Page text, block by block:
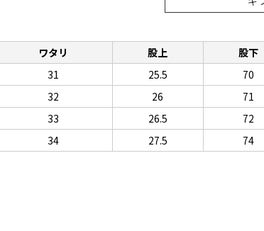
ワタリ 股上 股下
31 25.5 70
32 26 71
33 26.5 72
34 27.5 74